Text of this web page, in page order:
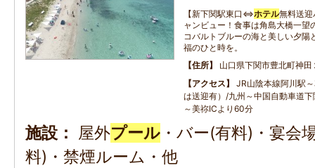
【新下関駅東口⇔ホテル無料送
ャンビュー！食事は角島大橋一望
コバルトブルーの海と美しい夕陽
福のひと時を。
住所
山口県下関市豊北町神田
アクセス
JR山陰本線阿川駅
は送迎有）/九州～中国自動車道
～美祢ICより60分
施設 屋外プール ・バー(有料)・宴会
料)・禁煙ルーム・他